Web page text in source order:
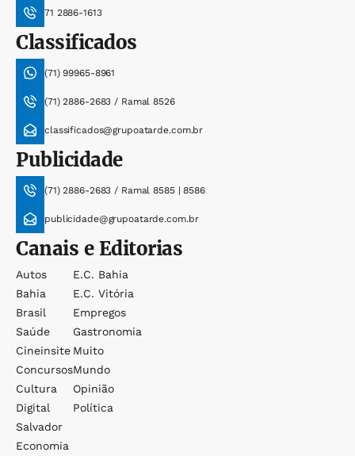
71 2886-1613
Classificados
(71) 99965-8961
(71) 2886-2683 / Ramal 8526
classificados@grupoatarde.com.br
Publicidade
(71) 2886-2683 / Ramal 8585 | 8586
publicidade@grupoatarde.com.br
Canais e Editorias
Autos
Bahia
Brasil
Saúde
Cineinsite
Concursos
Cultura
Digital
Salvador
Economia
E.c. Bahia
E.c. Vitória
Empregos
Gastronomia
Muito
Mundo
Opinião
Política